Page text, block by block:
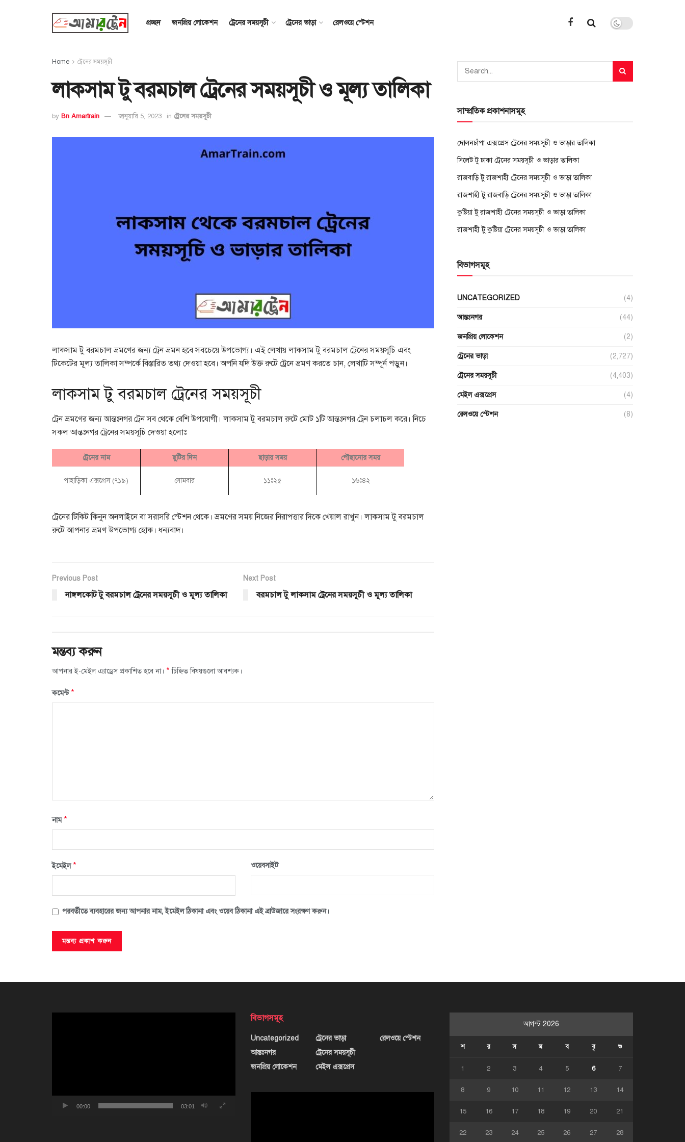
প্রচ্ছদ জনপ্রিয় লোকেশন ট্রেনের সময়সূচী ট্রেনের ভাড়া রেলওয়ে স্টেশন
Home ট্রেনের সময়সূচী
লাকসাম টু বরমচাল ট্রেনের সময়সূচী ও মূল্য তালিকা
by Bn Amartrain জানুয়ারি 5, 2023 in ট্রেনের সময়সূচী
লাকসাম টু বরমচাল ভ্রমণের জন্য ট্রেন ভ্রমন হবে সবচেয়ে উপভোগ্য। এই লেখায় লাকসাম টু বরমচাল ট্রেনের সময়সূচি এবং
টিকেটের মূল্য তালিকা সম্পর্কে বিস্তারিত তথ্য দেওয়া হবে। অপনি যদি উক্ত রুটে ট্রেনে ভ্রমণ করতে চান, লেখাটি সম্পূর্ন পড়ুন।
লাকসাম টু বরমচাল ট্রেনের সময়সূচী
ট্রেন ভ্রমণের জন্য আন্তঃনগর ট্রেন সব থেকে বেশি উপযোগী। লাকসাম টু বরমচাল রুটে মোট ১টি আন্তঃনগর ট্রেন চলাচল করে। নিচে
সকল আন্তঃনগর ট্রেনের সময়সূচি দেওয়া হলোঃ
ট্রেনের নাম ছুটির দিন ছাড়ায় সময় পৌছানোর সময়
পাহাড়িকা এক্সপ্রেস (৭১৯) সোমবার ১১ঃ২৫ ১৬ঃ৪২
ট্রেনের টিকিট কিনুন অনলাইনে বা সরাসরি স্টেশন থেকে। ভ্রমণের সময় নিজের নিরাপত্তার দিকে খেয়াল রাখুন। লাকসাম টু বরমচাল
রুটে আপনার ভ্রমণ উপভোগ্য হোক। ধন্যবাদ।
Previous Post
নাঙ্গলকোট টু বরমচাল ট্রেনের সময়সূচী ও মূল্য তালিকা
Next Post
বরমচাল টু লাকসাম ট্রেনের সময়সূচী ও মূল্য তালিকা
মন্তব্য করুন
আপনার ই-মেইল এ্যাড্রেস প্রকাশিত হবে না। * চিহ্নিত বিষয়গুলো আবশ্যক।
কমেন্ট*
নাম*
ইমেইল* ওয়েবসাইট
পরবর্তীতে ব্যবহারের জন্য আপনার নাম, ইমেইল ঠিকানা এবং ওয়েব ঠিকানা এই ব্রাউজারে সংরক্ষণ করুন।
সাম্প্রতিক প্রকাশনাসমূহ
দোলনচাঁপা এক্সপ্রেস ট্রেনের সময়সূচী ও ভাড়ার তালিকা
সিলেট টু ঢাকা ট্রেনের সময়সূচী ও ভাড়ার তালিকা
রাজবাড়ি টু রাজশাহী ট্রেনের সময়সূচী ও ভাড়া তালিকা
রাজশাহী টু রাজবাড়ি ট্রেনের সময়সূচী ও ভাড়া তালিকা
কুষ্টিয়া টু রাজশাহী ট্রেনের সময়সূচী ও ভাড়া তালিকা
রাজশাহী টু কুষ্টিয়া ট্রেনের সময়সূচী ও ভাড়া তালিকা
বিভাগসমূহ
UNCATEGORIZED (4)
আন্তঃনগর (44)
জনপ্রিয় লোকেশন (2)
ট্রেনের ভাড়া (2,727)
ট্রেনের সময়সূচী (4,403)
মেইল এক্সপ্রেস (4)
রেলওয়ে স্টেশন (8)
00:00 03:01
বিভাগসমূহ
Uncategorized
আন্তঃনগর
জনপ্রিয় লোকেশন
ট্রেনের ভাড়া
ট্রেনের সময়সূচী
মেইল এক্সপ্রেস
রেলওয়ে স্টেশন
আগস্ট 2026
শ র স ম ব বৃ শু
1 2 3 4 5 6 7
8 9 10 11 12 13 14
15 16 17 18 19 20 21
22 23 24 25 26 27 28